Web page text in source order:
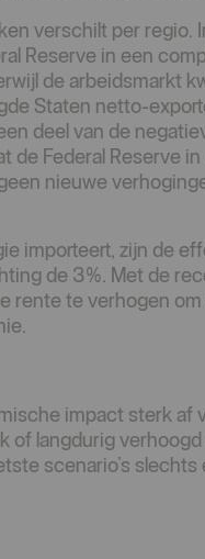
verschilt per
Reserve in een
de arbeidsmarkt
Staten netto-
deel van de
de Federal Reserve
nieuwe
importeert, zijn de
de 3%. Met de
rente te verhogen
impact sterk af
of langdurig
scenario’s